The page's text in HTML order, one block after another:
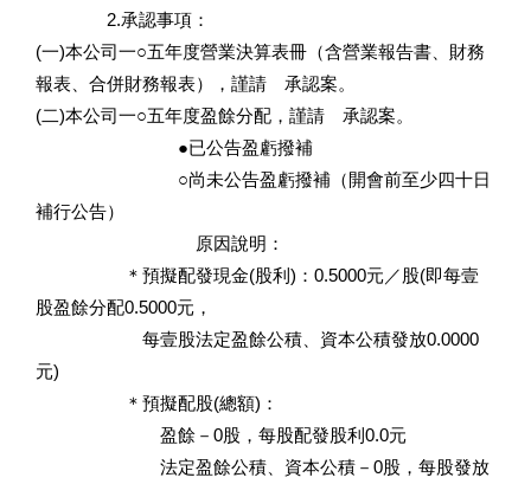
2.承認事項：
(一)本公司一○五年度營業決算表冊（含營業報告書、財務
報表、合併財務報表），謹請 承認案。
(二)本公司一○五年度盈餘分配，謹請 承認案。
●已公告盈虧撥補
○尚未公告盈虧撥補（開會前至少四十日
補行公告）
原因說明：
＊預擬配發現金(股利)：0.5000元／股(即每壹
股盈餘分配0.5000元，
每壹股法定盈餘公積、資本公積發放0.0000
元)
＊預擬配股(總額)：
盈餘－0股，每股配發股利0.0元
法定盈餘公積、資本公積－0股，每股發放